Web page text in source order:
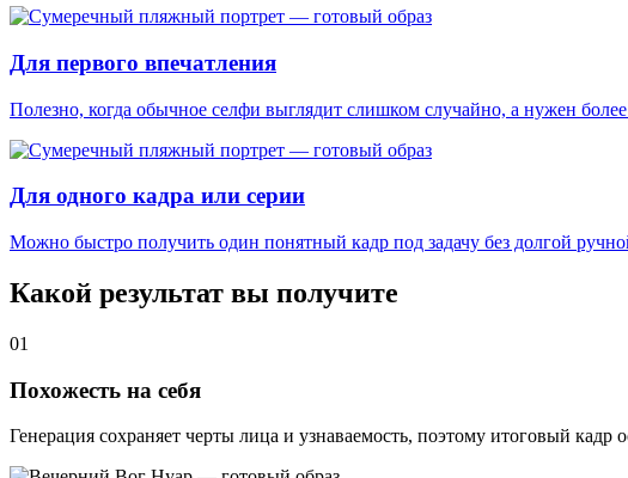
Для первого впечатления
Полезно, когда обычное селфи выглядит слишком случайно, а нужен
Для одного кадра или серии
Можно быстро получить один понятный кадр под задачу без долгой
Какой результат вы получите
01
Похожесть на себя
Генерация сохраняет черты лица и узнаваемость, поэтому итоговый кадр